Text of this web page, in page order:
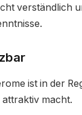
verständlich
ist in der
macht.